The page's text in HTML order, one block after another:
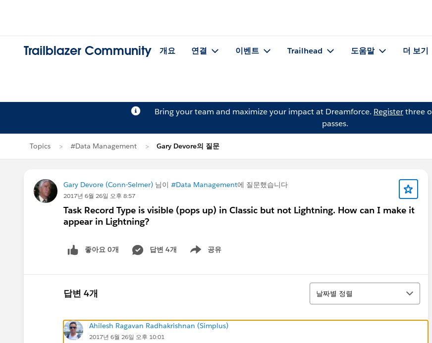
Trailblazer Community 개요 연결 이벤트 Trailhead 도움말 더 보기
Bring your team and maximize your impact at Dreamforce. Registerthree
passes.
Topics #Data Management Gary Devore의 질문
Gary Devore (Conn-Selmer) 님이 #Data Management에 질문했습니다
2017년 6월 26일 오후 8:57
Task Record Type is visible (pops up) in Classic but not Lightning. How can I make it
appear in Lightning?
좋아요 0개 답변 4개 공유
Show menu
답변 4개
정렬
날짜별 정렬
Ahilesh Ragavan Radhakrishnan (Simplus)
2017년 6월 26일 오후 10:01